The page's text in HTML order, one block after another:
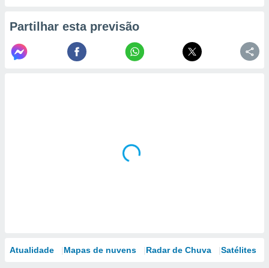
Partilhar esta previsão
Atualidade Mapas de nuvens Radar de Chuva Satélites